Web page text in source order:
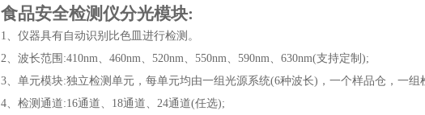
食品安全检测仪分光模块:
1、仪器具有自动识别比色皿进行检测。
2、波长范围:410nm、460nm、520nm、550nm、590nm、630nm(支持定制);
3、单元模块:独立检测单元，每单元均由一组光源系统(6种波长)，一个样品仓，一组
4、检测通道:16通道、18通道、24通道(任选);